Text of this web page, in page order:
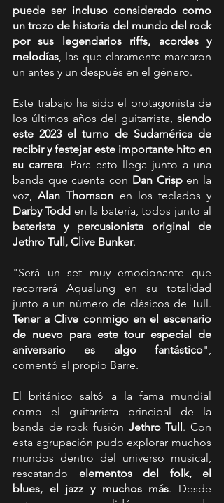
puede ser incluso considerado como
un trozo de historia del mundo del rock
por sus legendarios riffs, acordes y
melodías, las que claramente marcaron
un antes y un después en el género.
Este trabajo ha sido el protagonista de
los últimos años del guitarrista, siendo
este 2023 el turno de Sudamérica de
recibir y festejar este importante hito en
su carrera. Para esto llega junto a una
banda que cuenta con Dan Crisp en la
voz, Alan Thomson
Darby Todd
baterista y percusionista original de
Jethro Tull, Clive Bunker.
"Será un set muy emocionante que
recorrerá Aqualung en su totalidad
Tener a Clive conmigo en el escenario
de nuevo para este tour especial de
aniversario es algo fantástico",
comentó el propio Barre.
El británico saltó a la fama mundial
como el guitarrista principal de la
banda de rock fusión Jethro Tull . Con
esta agrupación pudo explorar muchos
mundos dentro del universo musical,
rescatando elementos del folk, el
blues, el jazz y muchos más. Desde